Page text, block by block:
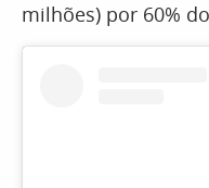
milhões) por 60%